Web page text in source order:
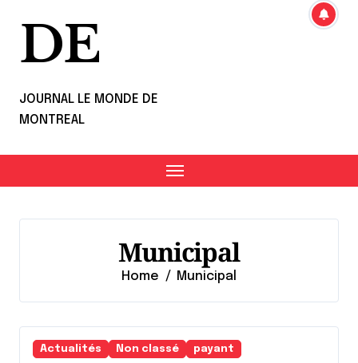
DE
JOURNAL LE MONDE DE
MONTREAL
Municipal
Home Municipal
Actualités Non classé payant